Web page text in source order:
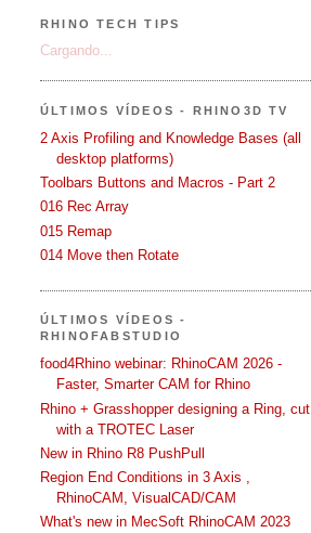
RHINO TECH TIPS
Cargando...
ÚLTIMOS VÍDEOS - RHINO3D TV
2 Axis Profiling and Knowledge Bases (all
desktop platforms)
Toolbars Buttons and Macros - Part 2
016 Rec Array
015 Remap
014 Move then Rotate
ÚLTIMOS VÍDEOS -
RHINOFABSTUDIO
food4Rhino webinar: RhinoCAM 2026 -
Faster, Smarter CAM for Rhino
Rhino + Grasshopper designing a Ring, cut
with a TROTEC Laser
New in Rhino R8 PushPull
Region End Conditions in 3 Axis ,
RhinoCAM, VisualCAD/CAM
What's new in MecSoft RhinoCAM 2023